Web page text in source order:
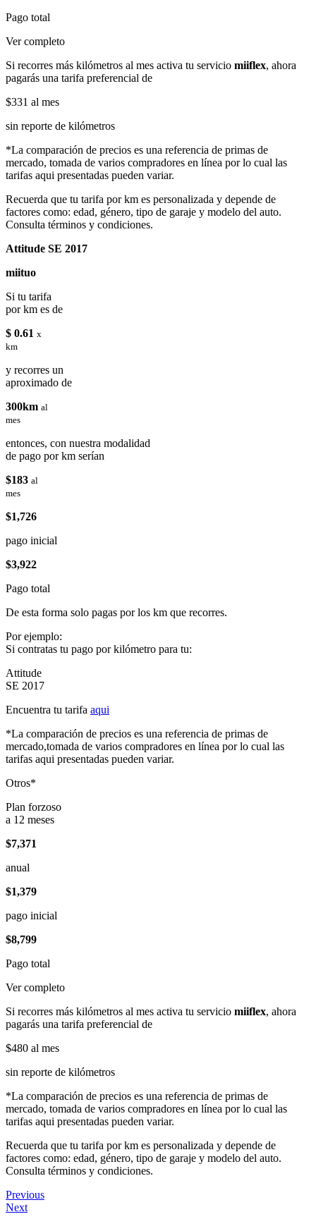
Pago total
Ver completo
Si recorres más kilómetros al mes activa tu servicio miiflex, ahora
pagarás una tarifa preferencial de
$331 al mes
sin reporte de kilómetros
*La comparación de precios es una referencia de primas de
mercado, tomada de varios compradores en línea por lo cual las
tarifas aqui presentadas pueden variar.
Recuerda que tu tarifa por km es personalizada y depende de
factores como: edad, género, tipo de garaje y modelo del auto.
Consulta términos y condiciones.
Attitude SE 2017
miituo
Si tu tarifa
por km es de
$ 0.61 x
km
y recorres un
aproximado de
300km al
mes
entonces, con nuestra modalidad
de pago por km serían
$183 al
mes
$1,726
pago inicial
$3,922
Pago total
De esta forma solo pagas por los km que recorres.
Por ejemplo:
Si contratas tu pago por kilómetro para tu:
Attitude
SE 2017
Encuentra tu tarifa aqui
*La comparación de precios es una referencia de primas de
mercado,tomada de varios compradores en línea por lo cual las
tarifas aqui presentadas pueden variar.
Otros*
Plan forzoso
a 12 meses
$7,371
anual
$1,379
pago inicial
$8,799
Pago total
Ver completo
Si recorres más kilómetros al mes activa tu servicio miiflex, ahora
pagarás una tarifa preferencial de
$480 al mes
sin reporte de kilómetros
*La comparación de precios es una referencia de primas de
mercado, tomada de varios compradores en línea por lo cual las
tarifas aqui presentadas pueden variar.
Recuerda que tu tarifa por km es personalizada y depende de
factores como: edad, género, tipo de garaje y modelo del auto.
Consulta términos y condiciones.
Previous
Next